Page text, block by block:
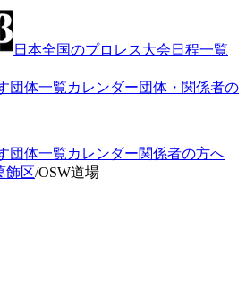
日本全国のプロレス大会日程一覧
団体一覧カレンダー団体・関係者の
団体一覧カレンダー関係者の方へ
飾区/OSW道場